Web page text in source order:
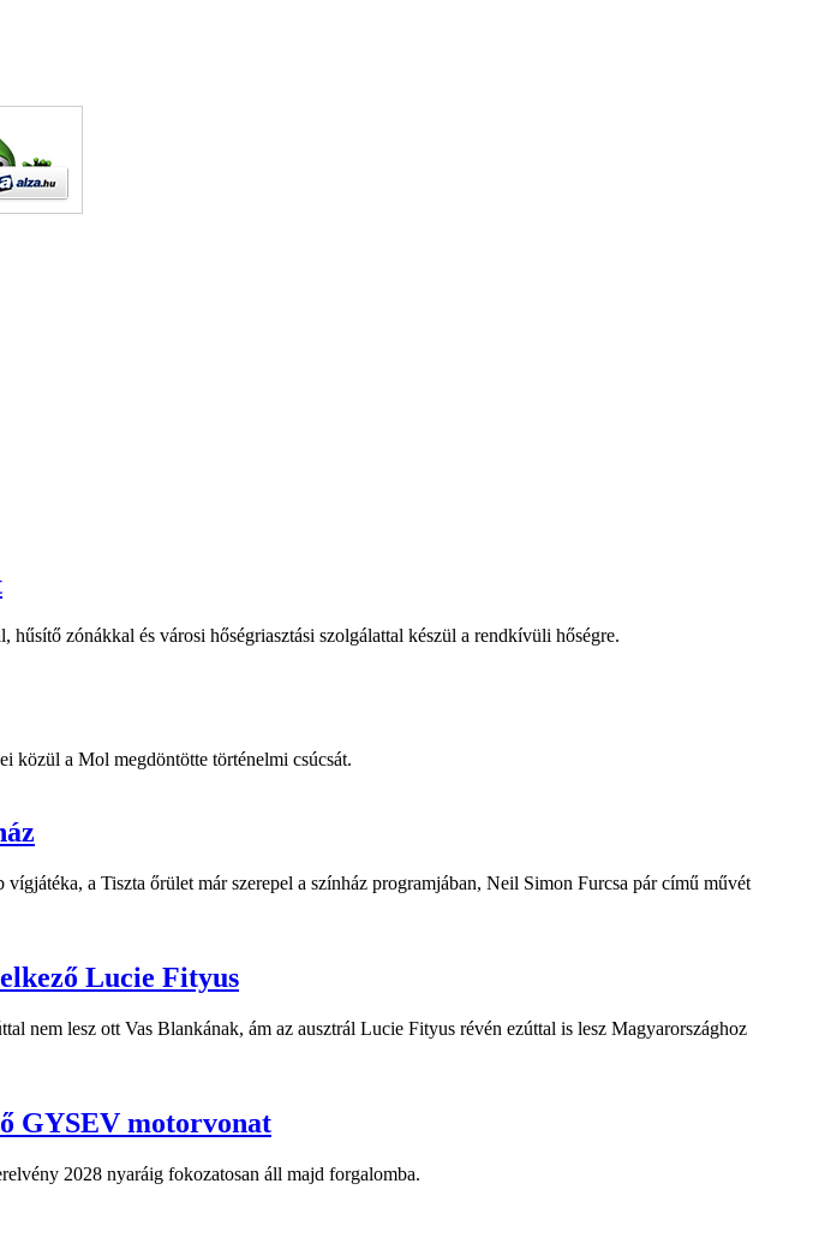
zónákkal és városi hőségriasztási szolgálattal készül a rendkívüli hőségre.
közül a Mol megdöntötte történelmi csúcsát.
a Tiszta őrület már szerepel a színház programjában, Neil Simon Furcsa pár című művét
Lucie Fityus
nem lesz ott Vas Blankának, ám az ausztrál Lucie Fityus révén ezúttal is lesz Magyarországhoz
GYSEV motorvonat
2028 nyaráig fokozatosan áll majd forgalomba.